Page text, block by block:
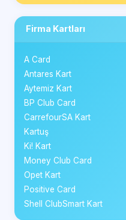
Firma Kartları
A Card
Antares Kart
Aytemiz Kart
BP Club Card
CarrefourSA Kart
Kartuş
Ki! Kart
Money Club Card
Opet Kart
Positive Card
Shell ClubSmart Kart